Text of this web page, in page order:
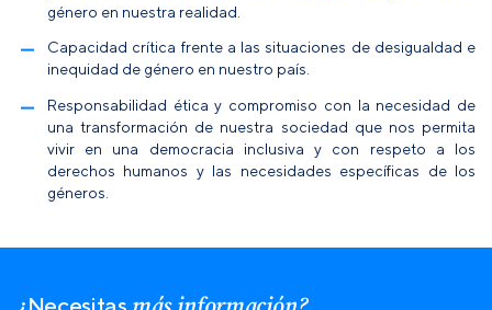
género en nuestra realidad.
Capacidad crítica frente a las situaciones de desigualdad e
inequidad de género en nuestro país.
Responsabilidad ética y compromiso con la necesidad de
una transformación de nuestra sociedad que nos permita
vivir en una democracia inclusiva y con respeto a los
derechos humanos y las necesidades específicas de los
géneros.